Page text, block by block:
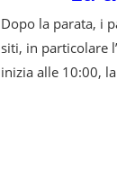
Dopo la parata, i
siti, in particolare
inizia alle 10:00,